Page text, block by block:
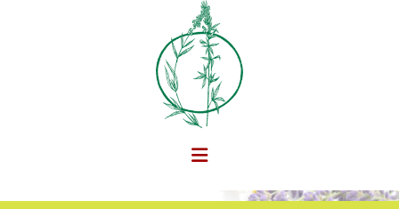
Bel nu
Op een gezonde manier beter worden